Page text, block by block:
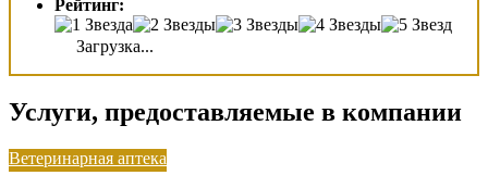
Рейтинг:
Загрузка...
Услуги, предоставляемые в компании
Ветеринарная аптека